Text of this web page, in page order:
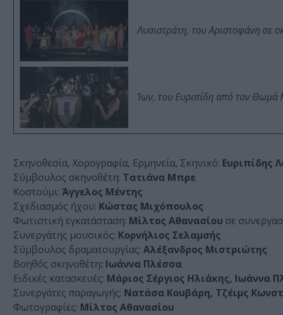
Λυσιστράτη, του Αριστοφάνη σε
Ίων, του Ευριπίδη από τον
Σκηνοθεσία, Xορογραφία, Eρμηνεία, Σκηνικό: Ευριπίδης
Σύμβουλος σκηνοθέτη: Τατιάνα Μπρε
Κοστούμι: Άγγελος Μέντης
Σχεδιασμός ήχου: Κώστας Μιχόπουλος
Φωτιστική εγκατάσταση: Μίλτος Αθανασίου σε
Συνεργάτης μουσικός: Κορνήλιος Σελαμσής
Σύμβουλος δραματουργίας: Αλέξανδρος Μιστριώτης
Βοηθός σκηνοθέτη: Ιωάννα Πλέσσα
Ειδικές κατασκευές: Μάριος Σέργιος Ηλιάκης, Ιωάννα
Συνεργάτες παραγωγής: Νατάσα Κουβάρη, Τζέιμς
Φωτογραφίες: Μίλτος Αθανασίου